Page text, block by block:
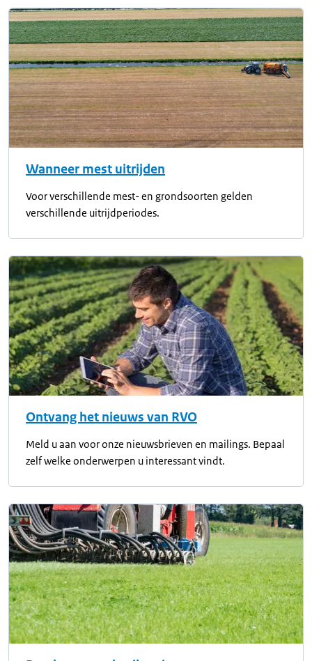
Wanneer mest uitrijden
Voor verschillende mest- en grondsoorten gelden
verschillende uitrijdperiodes.
Ontvang het nieuws van RVO
Meld u aan voor onze nieuwsbrieven en mailings. Bepaal
zelf welke onderwerpen u interessant vindt.